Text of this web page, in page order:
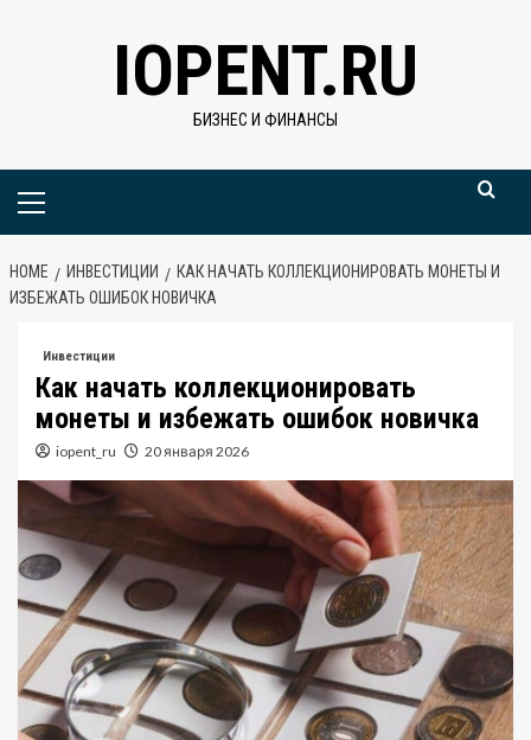
IOPENT.RU
БИЗНЕС И ФИНАНСЫ
Primary
HOME ИНВЕСТИЦИИ
КАК НАЧАТЬ КОЛЛЕКЦИОНИРОВАТЬ МОНЕТЫ И
ИЗБЕЖАТЬ ОШИБОК НОВИЧКА
Инвестиции
Как начать коллекционировать
монеты и избежать ошибок новичка
iopent_ru 20 января 2026